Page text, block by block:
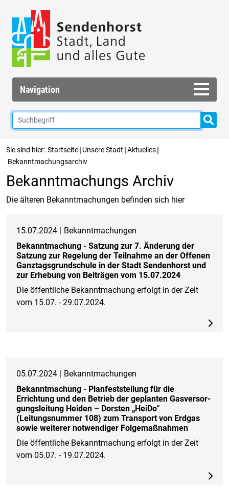
Navigation
Sie sind hier: Startseite| Unsere Stadt |Aktuelles|
Bekanntmachungsarchiv
Bekanntmachungs Archiv
Die älteren Bekanntmachungen befinden sich hier
15.07.2024 | Bekanntmachungen
Bekanntmachung - Satzung zur 7. Änderung der
Satzung zur Regelung der Teilnahme an der Offenen
Ganztagsgrundschule in der Stadt Sendenhorst und
zur Erhebung von Beiträgen vom 15.07.2024
Die öffentliche Bekanntmachung erfolgt in der Zeit
vom 15.07. - 29.07.2024.
05.07.2024 | Bekanntmachungen
Bekanntmachung - Planfeststellung für die
Errichtung und den Betrieb der geplanten Gasversor-
gungsleitung Heiden – Dorsten „HeiDo“
(Leitungsnummer 108) zum Transport von Erdgas
sowie weiterer notwendiger Folgemaßnahmen
Die öffentliche Bekanntmachung erfolgt in der Zeit
vom 05.07. - 19.07.2024.